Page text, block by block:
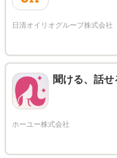
聞ける、話